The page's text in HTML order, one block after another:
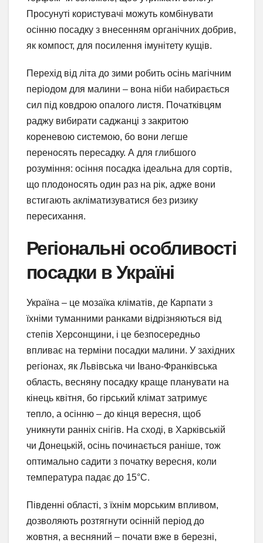
Просунуті користувачі можуть комбінувати
осінню посадку з внесенням органічних добрив,
як компост, для посилення імунітету кущів.
Перехід від літа до зими робить осінь магічним
періодом для малини – вона ніби набирається
сил під ковдрою опалого листя. Початківцям
раджу вибирати саджанці з закритою
кореневою системою, бо вони легше
переносять пересадку. А для глибшого
розуміння: осіння посадка ідеальна для сортів,
що плодоносять один раз на рік, адже вони
встигають акліматизуватися без ризику
пересихання.
Регіональні особливості
посадки в Україні
Україна – це мозаїка кліматів, де Карпати з
їхніми туманними ранками відрізняються від
степів Херсонщини, і це безпосередньо
впливає на терміни посадки малини. У західних
регіонах, як Львівська чи Івано-Франківська
область, весняну посадку краще планувати на
кінець квітня, бо гірський клімат затримує
тепло, а осінню – до кінця вересня, щоб
уникнути ранніх снігів. На сході, в Харківській
чи Донецькій, осінь починається раніше, тож
оптимально садити з початку вересня, коли
температура падає до 15°C.
Південні області, з їхнім морським впливом,
дозволяють розтягнути осінній період до
жовтня, а весняний – почати вже в березні,